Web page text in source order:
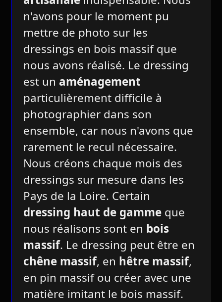
n'avons pour le moment pu
mettre de photo sur les
dressings en bois massif que
nous avons réalisé. Le dressing
est un aménagement
particulièrement difficile à
photographier dans son
ensemble, car nous n'avons que
rarement le recul nécessaire.
Nous créons chaque mois des
dressings sur mesure dans les
Pays de la Loire. Certain
dressing haut de gammeque
nous réalisons sont en bois
massif. Le dressing peut être en
chêne massif, en hêtre massif,
en pin massif ou créer avec une
matière imitant le bois massif.